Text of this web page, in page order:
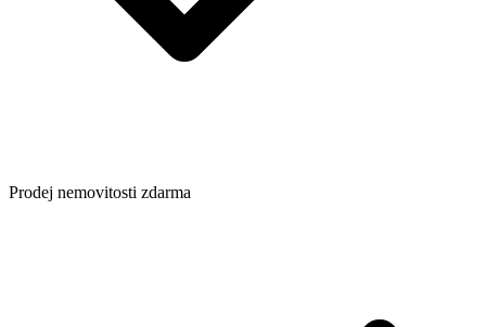
Prodej nemovitosti zdarma